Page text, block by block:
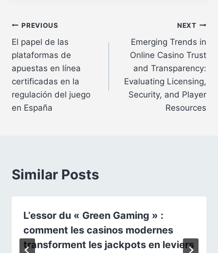
Post
navigation
PREVIOUS
El papel de las
plataformas de
apuestas en línea
certificadas en la
regulación del juego
en España
NEXT
Emerging Trends in
Online Casino Trust
and Transparency:
Evaluating Licensing,
Security, and Player
Resources
Similar Posts
L’essor du « Green Gaming » :
comment les casinos modernes
transforment les jackpots en leviers